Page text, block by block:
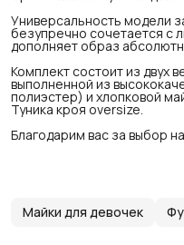
Универсальность модели
безупречно сочетается с
дополняет образ
Комплект состоит из двух
выполненной из
полиэстер) и хлопковой
Туника кроя oversize.
Благодарим вас за выбор
Майки для девочек